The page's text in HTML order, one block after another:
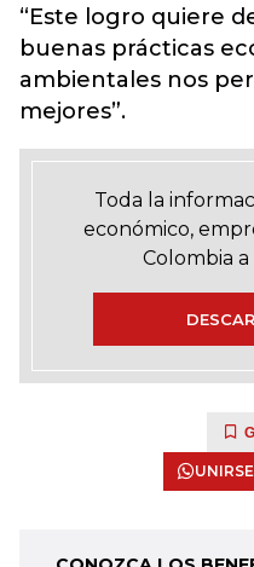
“Este logro quiere
buenas prácticas
ambientales nos
mejores”.
Toda la
económico,
Colombia